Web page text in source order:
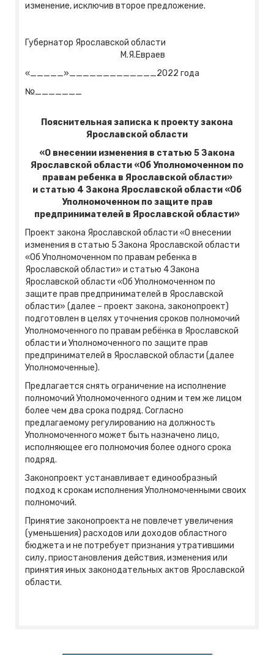
изменение, исключив второе предложение.
Губернатор Ярославской области
М.Я.Евраев
«_____»_____________2022 года
№_______
Пояснительная записка к проекту закона
Ярославской области
«О внесении изменения в статью 5 Закона
Ярославской области «Об Уполномоченном по
правам ребенка в Ярославской области»
и статью 4 Закона Ярославской области «Об
Уполномоченном по защите прав
предпринимателей в Ярославской области»
Проект закона Ярославской области «О внесении
изменения в статью 5 Закона Ярославской области
«Об Уполномоченном по правам ребенка в
Ярославской области» и статью 4 Закона
Ярославской области «Об Уполномоченном по
защите прав предпринимателей в Ярославской
области» (далее – проект закона, законопроект)
подготовлен в целях уточнения сроков полномочий
Уполномоченного по правам ребёнка в Ярославской
области и Уполномоченного по защите прав
предпринимателей в Ярославской области (далее
Уполномоченные).
Предлагается снять ограничение на исполнение
полномочий Уполномоченного одним и тем же лицом
более чем два срока подряд. Согласно
предлагаемому регулированию на должность
Уполномоченного может быть назначено лицо,
исполняющее его полномочия более одного срока
подряд.
Законопроект устанавливает единообразный
подход к срокам исполнения Уполномоченными своих
полномочий.
Принятие законопроекта не повлечет увеличения
(уменьшения) расходов или доходов областного
бюджета и не потребует признания утратившими
силу, приостановления действия, изменения или
принятия иных законодательных актов Ярославской
области.